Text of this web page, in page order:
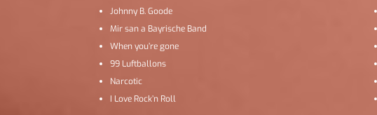
Johnny B. Goode
Mir san a Bayrische Band
When you’re gone
99 Luftballons
Narcotic
I Love Rock’n Roll